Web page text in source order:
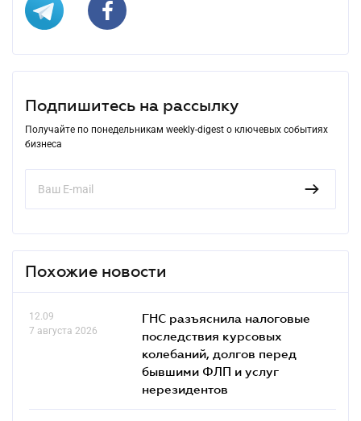
Подпишитесь на рассылку
Получайте по понедельникам weekly-digest о ключевых событиях
бизнеса
Похожие новости
12.09
7 августа 2026
ГНС разъяснила налоговые
последствия курсовых
колебаний, долгов перед
бывшими ФЛП и услуг
нерезидентов